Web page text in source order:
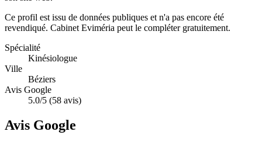
Ce profil est issu de données publiques et n'a pas encore été
revendiqué. Cabinet Eviméria peut le compléter gratuitement.
Spécialité
Kinésiologue
Ville
Béziers
Avis Google
5.0/5 (58 avis)
Avis Google